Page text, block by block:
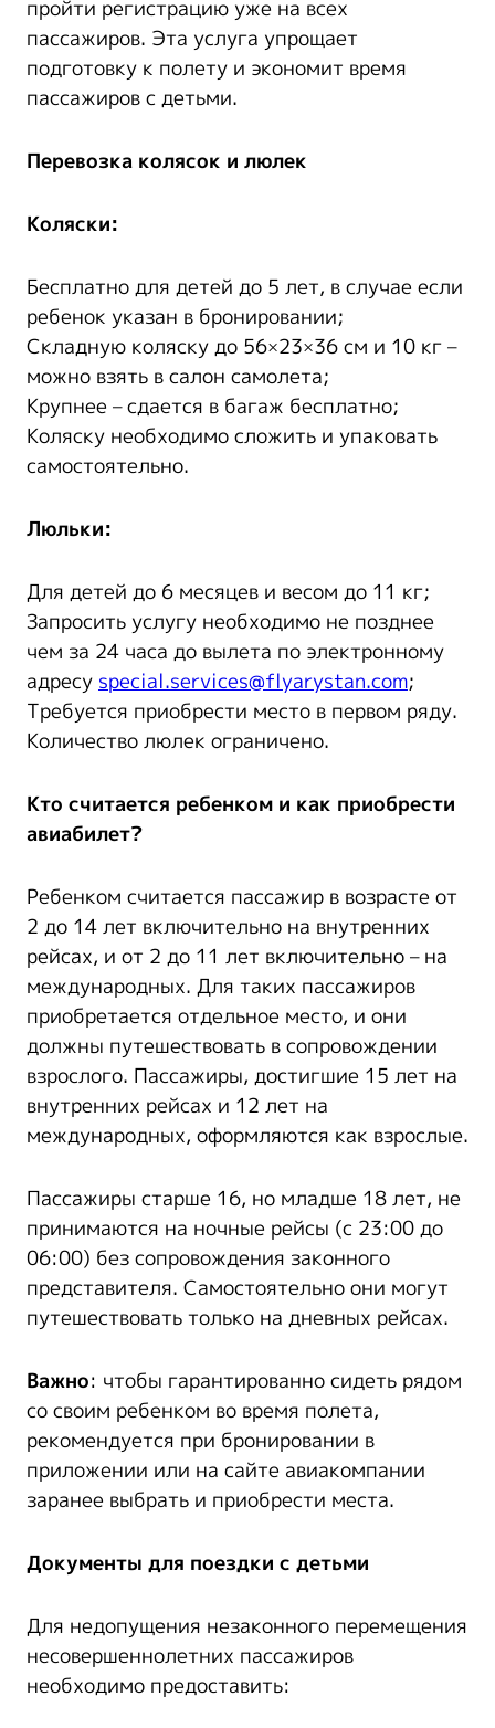
пройти регистрацию уже на всех
пассажиров. Эта услуга упрощает
подготовку к полету и экономит время
пассажиров с детьми.
Перевозка колясок и люлек
Коляски:
Бесплатно для детей до 5 лет, в случае если
ребенок указан в бронировании;
Складную коляску до 56×23×36 см и 10 кг –
можно взять в салон самолета;
Крупнее – сдается в багаж бесплатно;
Коляску необходимо сложить и упаковать
самостоятельно.
Люльки:
Для детей до 6 месяцев и весом до 11 кг;
Запросить услугу необходимо не позднее
чем за 24 часа до вылета по электронному
адресу special.services@flyarystan.com;
Требуется приобрести место в первом ряду.
Количество люлек ограничено.
Кто считается ребенком и как приобрести
авиабилет?
Ребенком считается пассажир в возрасте от
2 до 14 лет включительно на внутренних
рейсах, и от 2 до 11 лет включительно – на
международных. Для таких пассажиров
приобретается отдельное место, и они
должны путешествовать в сопровождении
взрослого. Пассажиры, достигшие 15 лет на
внутренних рейсах и 12 лет на
международных, оформляются как взрослые.
Пассажиры старше 16, но младше 18 лет, не
принимаются на ночные рейсы (с 23:00 до
06:00) без сопровождения законного
представителя. Самостоятельно они могут
путешествовать только на дневных рейсах.
Важно: чтобы гарантированно сидеть рядом
со своим ребенком во время полета,
рекомендуется при бронировании в
приложении или на сайте авиакомпании
заранее выбрать и приобрести места.
Документы для поездки с детьми
Для недопущения незаконного перемещения
несовершеннолетних пассажиров
необходимо предоставить: